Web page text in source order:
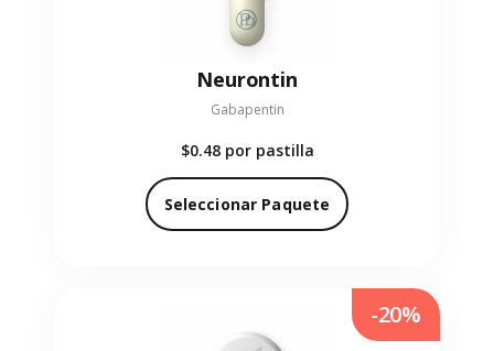
Neurontin
Gabapentin
$0.48 por pastilla
Seleccionar Paquete
-20%